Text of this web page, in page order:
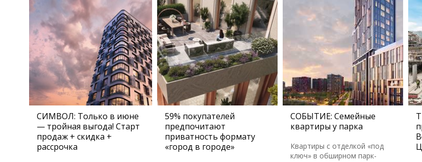
СИМВОЛ: Только в июне
— тройная выгода! Старт
продаж + скидка +
рассрочка
59% покупателей
предпочитают
приватность формату
«город в городе»
СОБЫТИЕ: Семейные
квартиры у парка
Квартиры с отделкой «под
ключ» в обширном парк-